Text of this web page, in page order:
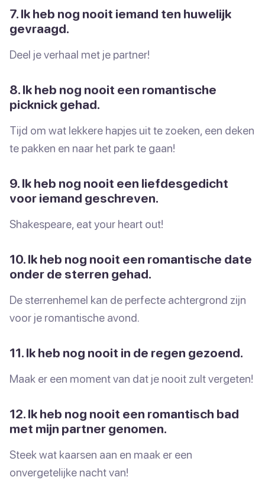
7. Ik heb nog nooit iemand ten huwelijk
gevraagd.
Deel je verhaal met je partner!
8. Ik heb nog nooit een romantische
picknick gehad.
Tijd om wat lekkere hapjes uit te zoeken, een deken
te pakken en naar het park te gaan!
9. Ik heb nog nooit een liefdesgedicht
voor iemand geschreven.
Shakespeare, eat your heart out!
10. Ik heb nog nooit een romantische date
onder de sterren gehad.
De sterrenhemel kan de perfecte achtergrond zijn
voor je romantische avond.
11. Ik heb nog nooit in de regen gezoend.
Maak er een moment van dat je nooit zult vergeten!
12. Ik heb nog nooit een romantisch bad
met mijn partner genomen.
Steek wat kaarsen aan en maak er een
onvergetelijke nacht van!